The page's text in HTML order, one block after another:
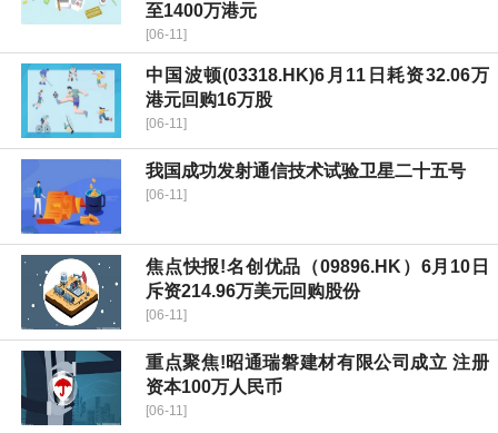
至1400万港元
[06-11]
中国波顿(03318.HK)6月11日耗资32.06万
港元回购16万股
[06-11]
我国成功发射通信技术试验卫星二十五号
[06-11]
焦点快报!名创优品（09896.HK）6月10日
斥资214.96万美元回购股份
[06-11]
重点聚焦!昭通瑞磐建材有限公司成立 注册
资本100万人民币
[06-11]